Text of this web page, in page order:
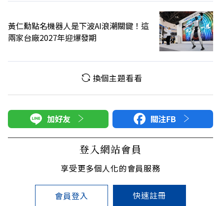
黃仁勳點名機器人是下波AI浪潮關鍵！這
兩家台廠2027年迎爆發期
換個主題看看
加好友 關注FB
登入網站會員
享受更多個人化的會員服務
會員登入 快速註冊